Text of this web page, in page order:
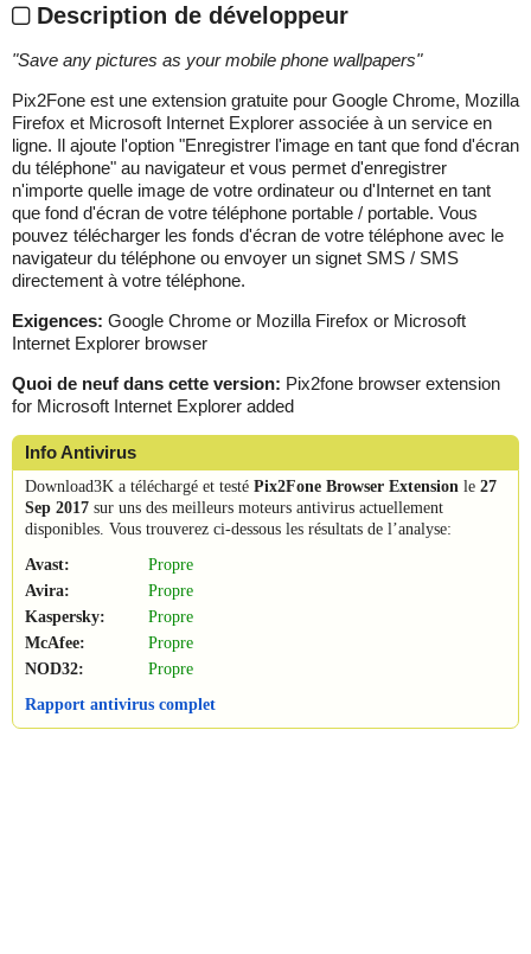
Description de développeur
"Save any pictures as your mobile phone wallpapers"
Pix2Fone est une extension gratuite pour Google Chrome, Mozilla
Firefox et Microsoft Internet Explorer associée à un service en
ligne. Il ajoute l'option "Enregistrer l'image en tant que fond d'écran
du téléphone" au navigateur et vous permet d'enregistrer
n'importe quelle image de votre ordinateur ou d'Internet en tant
que fond d'écran de votre téléphone portable / portable. Vous
pouvez télécharger les fonds d'écran de votre téléphone avec le
navigateur du téléphone ou envoyer un signet SMS / SMS
directement à votre téléphone.
Exigences: Google Chrome or Mozilla Firefox or Microsoft
Internet Explorer browser
Quoi de neuf dans cette version: Pix2fone browser extension
for Microsoft Internet Explorer added
Info Antivirus
Download3K a téléchargé et testé Pix2Fone Browser Extension le 27
Sep 2017 sur uns des meilleurs moteurs antivirus actuellement
disponibles. Vous trouverez ci-dessous les résultats de l’analyse:
Avast:
Propre
Avira:
Propre
Kaspersky:
Propre
McAfee:
Propre
NOD32:
Propre
Rapport antivirus complet